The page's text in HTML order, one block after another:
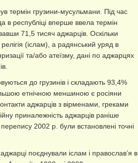
термін грузини-мусульмани. Під час
республіці вперше ввела термін
71,5 тисяч аджарців. Оскільки
(іслам), а радянський уряд в
та/або атеїзму, дані по аджарцях
до грузинів і складають 93,4%
етнічною меншиною є росіяни
аджарців з вірменами, греками
приналежність аджарців раніше
2002 р. були встановлені точні
поєднували іслам і православ’я в